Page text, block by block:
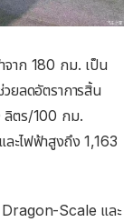
จาก 180 กม. เป็น
ยลดอัตราการสิ้น
ลิตร/100 กม.
ะไฟฟ้าสูงถึง 1,163
Dragon-Scale และ